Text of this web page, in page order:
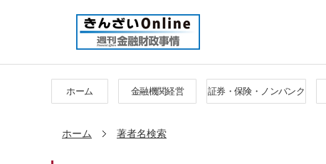
ホーム 金融機関経営 証券・保険・ノンバンク
ホーム 著者名検索